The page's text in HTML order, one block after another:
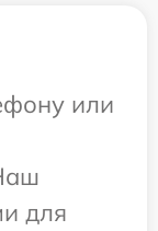
или
для